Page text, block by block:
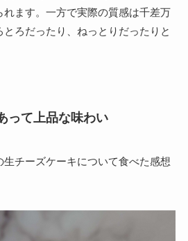
れます。一方で実際の質感は千差万
ろだったり、ねっとりだったりと
って上品な味わい
生チーズケーキについて食べた感想